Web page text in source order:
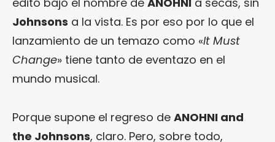
Johnsons a la vista. Es por eso por lo que el
lanzamiento de un temazo como «It Must
Change» tiene tanto de eventazo en el
mundo musical.
Porque supone el regreso de ANOHNI and
the Johnsons, claro. Pero, sobre todo,